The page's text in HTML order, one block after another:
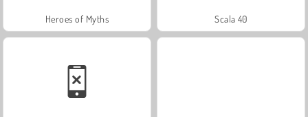
Heroes of Myths Scala 40